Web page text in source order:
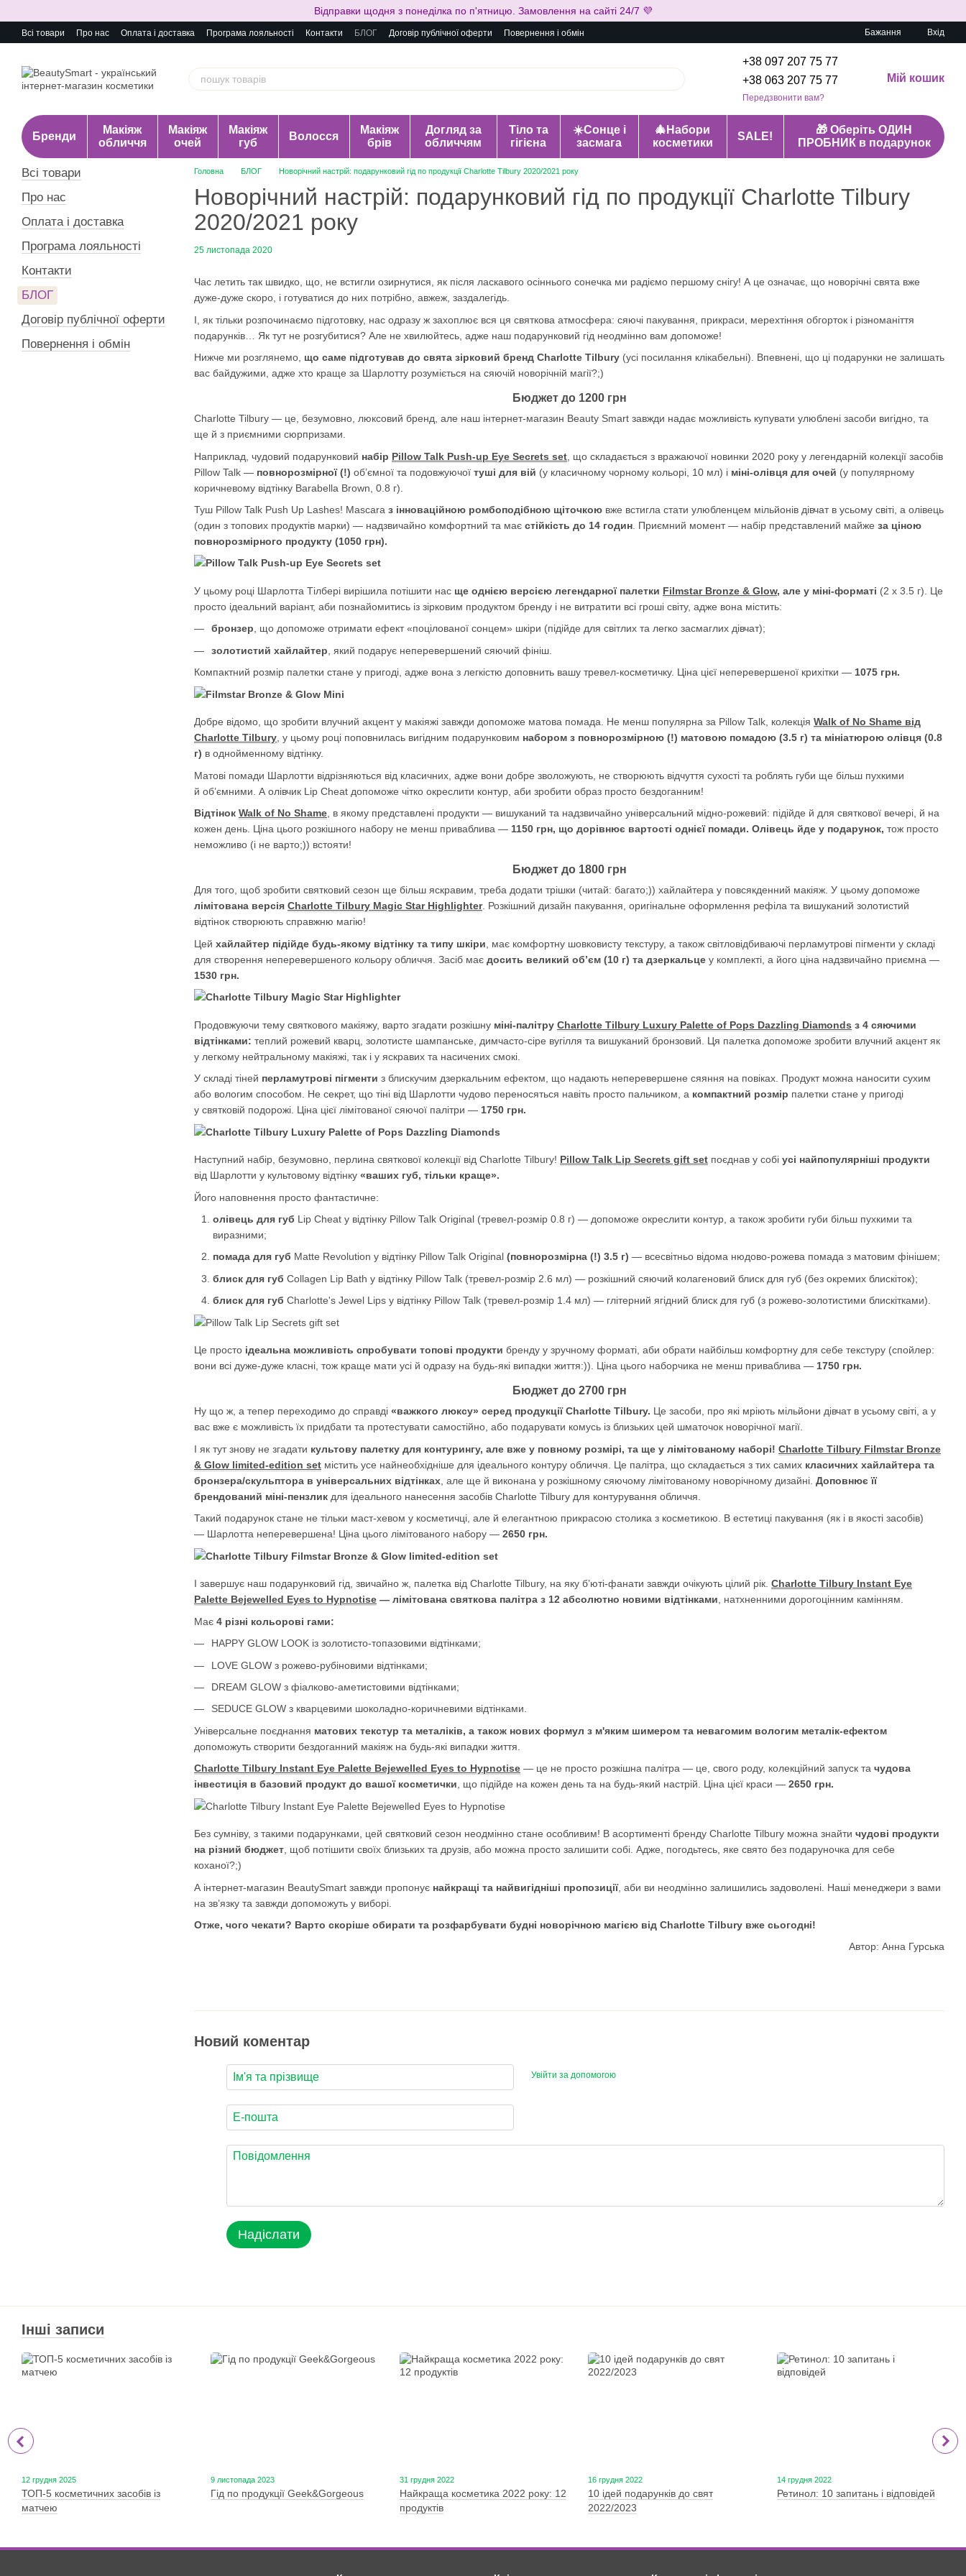
Відправки щодня з понеділка по п'ятницю. Замовлення на сайті 24/7 💜
Всі товари Про нас Оплата і доставка Програма лояльності Контакти БЛОГ Договір публічної оферти Повернення і обмін Бажання Вхід
+38 097 207 75 77
+38 063 207 75 77
Передзвонити вам?
Мій кошик
Бренди
Макіяж
обличчя
Макіяж
очей
Макіяж
губ
Волосся
Макіяж
брів
Догляд за
обличчям
Тіло та
гігієна
☀️Сонце і
засмага
🎄Набори
косметики
SALE!
🎁 Оберіть ОДИН
ПРОБНИК в подарунок
Головна БЛОГ Новорічний настрій: подарунковий гід по продукції Charlotte Tilbury 2020/2021 року
Новорічний настрій: подарунковий гід по продукції Charlotte Tilbury
2020/2021 року
25 листопада 2020
Час летить так швидко, що, не встигли озирнутися, як після ласкавого осіннього сонечка ми радіємо першому снігу! А це означає, що новорічні свята вже
дуже-дуже скоро, і готуватися до них потрібно, авжеж, заздалегідь.
І, як тільки розпочинаємо підготовку, нас одразу ж захоплює вся ця святкова атмосфера: сяючі пакування, прикраси, мерехтіння обгорток і різноманіття
подарунків… Як тут не розгубитися? Але не хвилюйтесь, адже наш подарунковий гід неодмінно вам допоможе!
Нижче ми розглянемо, що саме підготував до свята зірковий бренд Charlotte Tilbury (усі посилання клікабельні). Впевнені, що ці подарунки не залишать
вас байдужими, адже хто краще за Шарлотту розуміється на сяючій новорічній магії?;)
Бюджет до 1200 грн
Charlotte Tilbury — це, безумовно, люксовий бренд, але наш інтернет-магазин Beauty Smart завжди надає можливість купувати улюблені засоби вигідно, та
ще й з приємними сюрпризами.
Наприклад, чудовий подарунковий набір Pillow Talk Push-up Eye Secrets set , що складається з вражаючої новинки 2020 року у легендарній колекції засобів
Pillow Talk — повнорозмірної (!) об’ємної та подовжуючої туші для вій (у класичному чорному кольорі, 10 мл) і міні-олівця для очей (у популярному
коричневому відтінку Barabella Brown, 0.8 г).
Туш Pillow Talk Push Up Lashes! Mascara з інноваційною ромбоподібною щіточкою вже встигла стати улюбленцем мільйонів дівчат в усьому світі, а олівець
(один з топових продуктів марки) — надзвичайно комфортний та має стійкість до 14 годин . Приємний момент — набір представлений майже за ціною
повнорозмірного продукту (1050 грн).
У цьому році Шарлотта Тілбері вирішила потішити нас ще однією версією легендарної палетки Filmstar Bronze & Glow, але у міні-форматі (2 x 3.5 г). Це
просто ідеальний варіант, аби познайомитись із зірковим продуктом бренду і не витратити всі гроші світу, адже вона містить:
бронзер, що допоможе отримати ефект «поцілованої сонцем» шкіри (підійде для світлих та легко засмаглих дівчат);
золотистий хайлайтер , який подарує неперевершений сяючий фініш.
Компактний розмір палетки стане у пригоді, адже вона з легкістю доповнить вашу тревел-косметичку. Ціна цієї неперевершеної крихітки — 1075 грн.
Добре відомо, що зробити влучний акцент у макіяжі завжди допоможе матова помада. Не менш популярна за Pillow Talk, колекція Walk of No Shame від
Charlotte Tilbury, у цьому році поповнилась вигідним подарунковим набором з повнорозмірною (!) матовою помадою (3.5 г) та мініатюрою олівця (0.8
г) в однойменному відтінку.
Матові помади Шарлотти відрізняються від класичних, адже вони добре зволожують, не створюють відчуття сухості та роблять губи ще більш пухкими
й об’ємними. А олівчик Lip Cheat допоможе чітко окреслити контур, аби зробити образ просто бездоганним!
Відтінок Walk of No Shame , в якому представлені продукти — вишуканий та надзвичайно універсальний мідно-рожевий: підійде й для святкової вечері, й на
кожен день. Ціна цього розкішного набору не менш приваблива — 1150 грн, що дорівнює вартості однієї помади. Олівець йде у подарунок, тож просто
неможливо (і не варто;)) встояти!
Бюджет до 1800 грн
Для того, щоб зробити святковий сезон ще більш яскравим, треба додати трішки (читай: багато;)) хайлайтера у повсякденний макіяж. У цьому допоможе
лімітована версія Charlotte Tilbury Magic Star Highlighter. Розкішний дизайн пакування, оригінальне оформлення рефіла та вишуканий золотистий
відтінок створюють справжню магію!
Цей хайлайтер підійде будь-якому відтінку та типу шкіри , має комфортну шовковисту текстуру, а також світловідбиваючі перламутрові пігменти у складі
для створення неперевершеного кольору обличчя. Засіб має досить великий об’єм (10 г) та дзеркальце у комплекті, а його ціна надзвичайно приємна —
1530 грн.
Продовжуючи тему святкового макіяжу, варто згадати розкішну міні-палітру Charlotte Tilbury Luxury Palette of Pops Dazzling Diamonds з 4 сяючими
відтінками: теплий рожевий кварц, золотисте шампанське, димчасто-сіре вугілля та вишуканий бронзовий. Ця палетка допоможе зробити влучний акцент як
у легкому нейтральному макіяжі, так і у яскравих та насичених смокі.
У складі тіней перламутрові пігменти з блискучим дзеркальним ефектом, що надають неперевершене сяяння на повіках. Продукт можна наносити сухим
або вологим способом. Не секрет, що тіні від Шарлотти чудово переносяться навіть просто пальчиком, а компактний розмір палетки стане у пригоді
у святковій подорожі. Ціна цієї лімітованої сяючої палітри — 1750 грн.
Наступний набір, безумовно, перлина святкової колекції від Charlotte Tilbury! Pillow Talk Lip Secrets gift set поєднав у собі усі найпопулярніші продукти
від Шарлотти у культовому відтінку «ваших губ, тільки краще».
Його наповнення просто фантастичне:
олівець для губ Lip Cheat у відтінку Pillow Talk Original (тревел-розмір 0.8 г) — допоможе окреслити контур, а також зробити губи більш пухкими та
виразними;
помада для губ Matte Revolution у відтінку Pillow Talk Original (повнорозмірна (!) 3.5 г) — всесвітньо відома нюдово-рожева помада з матовим фінішем;
блиск для губ Collagen Lip Bath у відтінку Pillow Talk (тревел-розмір 2.6 мл) — розкішний сяючий колагеновий блиск для губ (без окремих блискіток);
блиск для губ Charlotte's Jewel Lips у відтінку Pillow Talk (тревел-розмір 1.4 мл) — глітерний ягідний блиск для губ (з рожево-золотистими блискітками).
Це просто ідеальна можливість спробувати топові продукти бренду у зручному форматі, аби обрати найбільш комфортну для себе текстуру (спойлер:
вони всі дуже-дуже класні, тож краще мати усі й одразу на будь-які випадки життя:)). Ціна цього наборчика не менш приваблива — 1750 грн.
Бюджет до 2700 грн
Ну що ж, а тепер переходимо до справді «важкого люксу» серед продукції Charlotte Tilbury. Це засоби, про які мріють мільйони дівчат в усьому світі, а у
вас вже є можливість їх придбати та протестувати самостійно, або подарувати комусь із близьких цей шматочок новорічної магії.
І як тут знову не згадати культову палетку для контурингу, але вже у повному розмірі, та ще у лімітованому наборі! Charlotte Tilbury Filmstar Bronze
& Glow limited-edition set містить усе найнеобхідніше для ідеального контуру обличчя. Це палітра, що складається з тих самих класичних хайлайтера та
бронзера/скульптора в універсальних відтінках , але ще й виконана у розкішному сяючому лімітованому новорічному дизайні. Доповнює її
брендований міні-пензлик для ідеального нанесення засобів Charlotte Tilbury для контурування обличчя.
Такий подарунок стане не тільки маст-хевом у косметичці, але й елегантною прикрасою столика з косметикою. В естетиці пакування (як і в якості засобів)
— Шарлотта неперевершена! Ціна цього лімітованого набору — 2650 грн.
І завершує наш подарунковий гід, звичайно ж, палетка від Charlotte Tilbury, на яку б’юті-фанати завжди очікують цілий рік. Charlotte Tilbury Instant Eye
Palette Bejewelled Eyes to Hypnotise — лімітована святкова палітра з 12 абсолютно новими відтінками, натхненними дорогоцінним камінням.
Має 4 різні кольорові гами:
HAPPY GLOW LOOK із золотисто-топазовими відтінками;
LOVE GLOW з рожево-рубіновими відтінками;
DREAM GLOW з фіалково-аметистовими відтінками;
SEDUCE GLOW з кварцевими шоколадно-коричневими відтінками.
Універсальне поєднання матових текстур та металіків, а також нових формул з м'яким шимером та невагомим вологим металік-ефектом
допоможуть створити бездоганний макіяж на будь-які випадки життя.
Charlotte Tilbury Instant Eye Palette Bejewelled Eyes to Hypnotise — це не просто розкішна палітра — це, свого роду, колекційний запуск та чудова
інвестиція в базовий продукт до вашої косметички , що підійде на кожен день та на будь-який настрій. Ціна цієї краси — 2650 грн.
Без сумніву, з такими подарунками, цей святковий сезон неодмінно стане особливим! В асортименті бренду Charlotte Tilbury можна знайти чудові продукти
на різний бюджет, щоб потішити своїх близьких та друзів, або можна просто залишити собі. Адже, погодьтесь, яке свято без подаруночка для себе
коханої?;)
А інтернет-магазин BeautySmart завжди пропонує найкращі та найвигідніші пропозиції, аби ви неодмінно залишились задоволені. Наші менеджери з вами
на зв’язку та завжди допоможуть у виборі.
Отже, чого чекати? Варто скоріше обирати та розфарбувати будні новорічною магією від Charlotte Tilbury вже сьогодні!
Автор: Анна Гурська
Новий коментар
Увійти за допомогою
Надіслати
Всі товари
Про нас
Оплата і доставка
Програма лояльності
Контакти
БЛОГ
Договір публічної оферти
Повернення і обмін
Інші записи
12 грудня 2025
ТОП-5 косметичних засобів із
матчею
9 листопада 2023
Гід по продукції Geek&Gorgeous
31 грудня 2022
Найкраща косметика 2022 року: 12
продуктів
16 грудня 2022
10 ідей подарунків до свят
2022/2023
14 грудня 2022
Ретинол: 10 запитань і відповідей